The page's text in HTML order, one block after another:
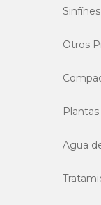
Otros
Agua